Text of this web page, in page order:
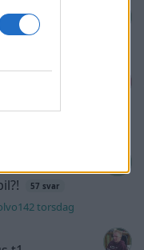
551 svar
57 svar
torsdag